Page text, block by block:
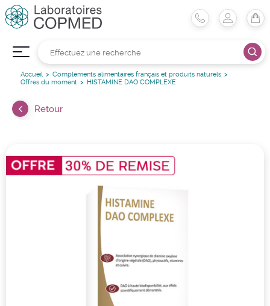
Accueil
Compléments alimentaires français et produits naturels
Offres du moment
HISTAMINE DAO COMPLEXE
Retour